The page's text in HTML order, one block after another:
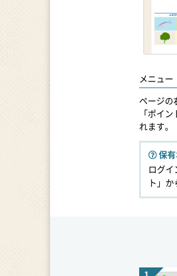
メニュ
ページの
「ポイ
れます。
保
ログ
ト」か